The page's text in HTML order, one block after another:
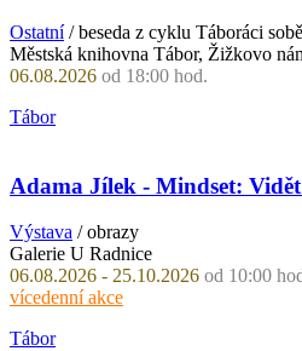
Ostatní/ beseda z cyklu Táboráci sobě
Městská knihovna Tábor, Žižkovo
06.08.2026 od 18:00 hod.
Tábor
Adama Jílek - Mindset:
Výstava / obrazy
Galerie U Radnice
06.08.2026 - 25.10.2026 od 10:00
vícedenní akce
Tábor